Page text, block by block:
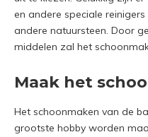
en andere speciale
andere natuursteen. Door
middelen zal het
Maak het
Het schoonmaken van de
grootste hobby worden